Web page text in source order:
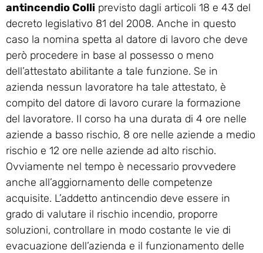
antincendio Colli previsto dagli articoli 18 e 43 del
decreto legislativo 81 del 2008. Anche in questo
caso la nomina spetta al datore di lavoro che deve
però procedere in base al possesso o meno
dell’attestato abilitante a tale funzione. Se in
azienda nessun lavoratore ha tale attestato, è
compito del datore di lavoro curare la formazione
del lavoratore. Il corso ha una durata di 4 ore nelle
aziende a basso rischio, 8 ore nelle aziende a medio
rischio e 12 ore nelle aziende ad alto rischio.
Ovviamente nel tempo è necessario provvedere
anche all’aggiornamento delle competenze
acquisite. L’addetto antincendio deve essere in
grado di valutare il rischio incendio, proporre
soluzioni, controllare in modo costante le vie di
evacuazione dell’azienda e il funzionamento delle